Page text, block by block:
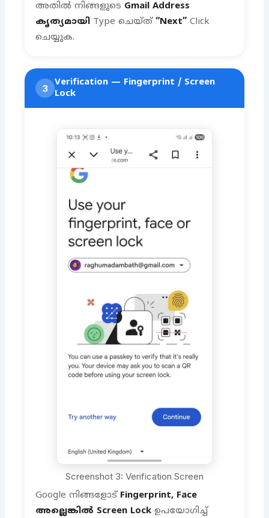
അതിൽ നിങ്ങളുടെ Gmail Address
കൃത്യമായിType ചെയ്ത് “Next”Click
ചെയ്യുക.
3 Verification — Fingerprint / Screen
Lock
Screenshot 3: Verification Screen
Google നിങ്ങളോട് Fingerprint, Face
അല്ലെങ്കിൽ Screen Lockഉപയോഗിച്ച്